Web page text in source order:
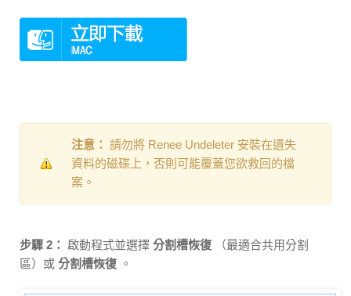
注意： 請勿將 Renee Undeleter 安裝在遺失
資料的磁碟上，否則可能覆蓋您欲救回的檔
案。
步驟 2： 啟動程式並選擇 分割槽恢復 （最適合共用分割
區）或 分割槽恢復 。